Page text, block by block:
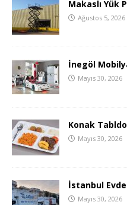
Makaslı Yük
Ağustos 5, 2026
İnegöl
Mayıs 30, 2026
Konak
Mayıs 30, 2026
İstanbul
Mayıs 30, 2026